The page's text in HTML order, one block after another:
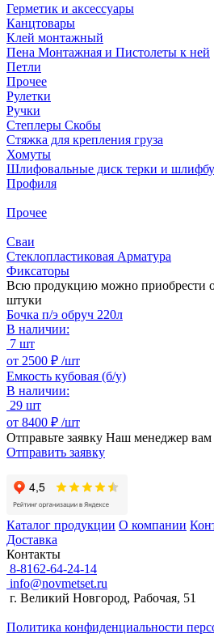
Герметик и аксессуары
Канцтовары
Клей монтажный
Пена Монтажная и Пистолеты к ней
Петли
Прочее
Рулетки
Ручки
Степлеры Скобы
Стяжка для крепления груза
Хомуты
Шлифовальные диск терки и
Профиля
Прочее
Сваи
Стеклопластиковая Арматура
Фиксаторы
Всю продукцию можно приобрести
штуки
Бочка п/э обруч 220л
В наличии:
7 шт
от 2500 ₽ /шт
Емкость кубовая (б/у)
В наличии:
29 шт
от 8400 ₽ /шт
Отправьте заявку Наш менеджер вам
Отправить заявку
Каталог продукции О компании
Доставка
Контакты
8-8162-64-24-14
info@novmetset.ru
г. Великий Новгород, Рабочая, 51
Политика конфиденциальности